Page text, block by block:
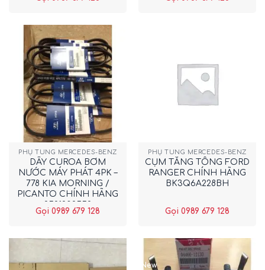
PHỤ TÙNG MERCEDES-BENZ
DÂY CUROA BƠM
NƯỚC MÁY PHÁT 4PK –
778 KIA MORNING /
PICANTO CHÍNH HÃNG
Gọi 0989 679 128
PHỤ TÙNG MERCEDES-BENZ
CỤM TĂNG TỔNG FORD
RANGER CHÍNH HÃNG
BK3Q6A228BH
Gọi 0989 679 128
New